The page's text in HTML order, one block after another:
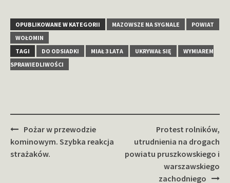
OPUBLIKOWANE W KATEGORII MAZOWSZE NA SYGNALE
POWIAT
WOŁOMIN
TAGI
DO ODSIADKI MIAŁ 3 LATA UKRYWAŁ SIĘ
WYMIAREM
SPRAWIEDLIWOŚCI
Zobacz
wpisy
Pożar w przewodzie
kominowym. Szybka reakcja
strażaków.
Protest rolników,
utrudnienia na drogach
powiatu pruszkowskiego i
warszawskiego
zachodniego